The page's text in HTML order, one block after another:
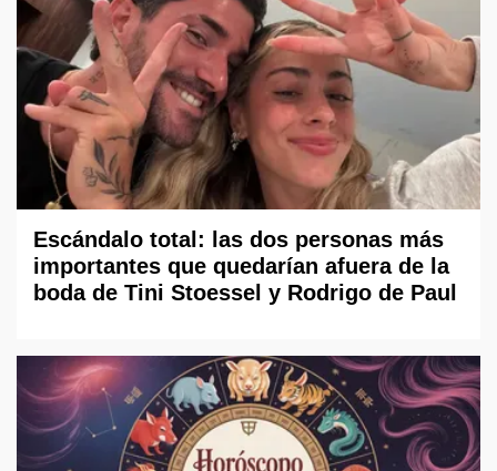
Escándalo total: las dos personas más
importantes que quedarían afuera de la
boda de Tini Stoessel y Rodrigo de Paul